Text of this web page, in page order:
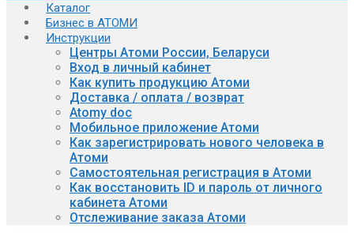
Каталог
Бизнес в АТОМИ
Инструкции
Центры Атоми России, Беларуси
Вход в личный кабинет
Как купить продукцию Атоми
Доставка / оплата / возврат
Atomy doc
Мобильное приложение Атоми
Как зарегистрировать нового человека в
Атоми
Самостоятельная регистрация в Атоми
Как восстановить ID и пароль от личного
кабинета Атоми
Отслеживание заказа Атоми